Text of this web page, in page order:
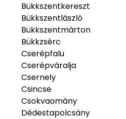
Bükkszentkereszt
Bükkszentlászló
Bükkszentmárton
Bükkzsérc
Cserépfalu
Cserépváralja
Csernely
Csincse
Csokvaomány
Dédestapolcsány